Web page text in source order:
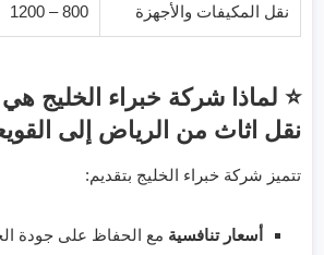
نقل المكيفات والأجهزة 800 – 1200
⭐ لماذا شركة خبراء الخليج
نقل اثاث من الرياض إلى
تتميز شركة خبراء الخليج بتقديم:
أسعار تنافسية مع الحفاظ على جودة